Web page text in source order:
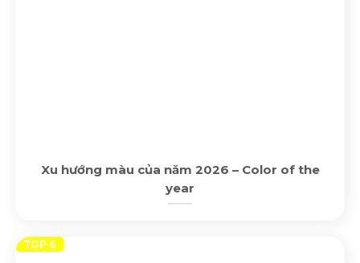
Xu hướng màu của năm 2026 – Color of the
year